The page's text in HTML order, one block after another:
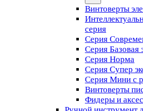
Винтоверты
серия
Серия
Серия Базовая
Серия Норма
Серия Cупер
Серия Мини с
Винтоверты
Фидеры и